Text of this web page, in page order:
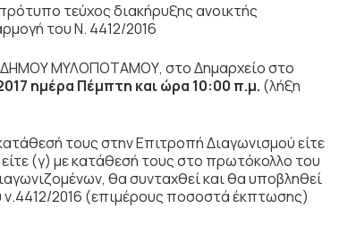
τεύχος διακήρυξης ανοικτής
του Ν. 4412/2016
ΔΗΜΟΥ ΜΥΛΟΠΟΤΑΜΟΥ, στο Δημαρχείο στο
ημέρα Πέμπτη και ώρα 10:00 π.μ. (λήξη
τους στην Επιτροπή Διαγωνισμού είτε
(γ) με κατάθεσή τους στο πρωτόκολλο του
θα συνταχθεί και θα υποβληθεί
2016 (επιμέρους ποσοστά έκπτωσης)